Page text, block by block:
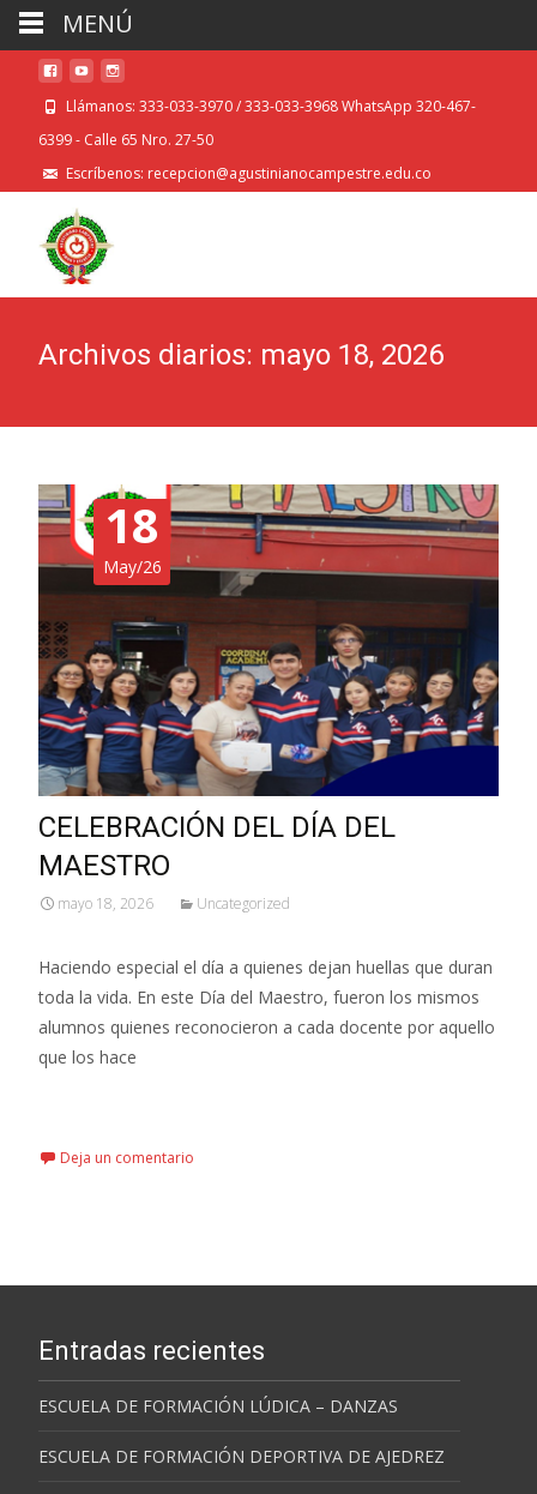
Llámanos: 333-033-3970 / 333-033-3968 WhatsApp 320-467-
6399 - Calle 65 Nro. 27-50
Escríbenos: recepcion@agustinianocampestre.edu.co
Archivos diarios: mayo 18, 2026
18
May/26
CELEBRACIÓN DEL DÍA DEL
MAESTRO
mayo 18, 2026 Uncategorized
Haciendo especial el día a quienes dejan huellas que duran
toda la vida. En este Día del Maestro, fueron los mismos
alumnos quienes reconocieron a cada docente por aquello
que los hace
Deja un comentario
Entradas recientes
ESCUELA DE FORMACIÓN LÚDICA – DANZAS
ESCUELA DE FORMACIÓN DEPORTIVA DE AJEDREZ
MENÚ